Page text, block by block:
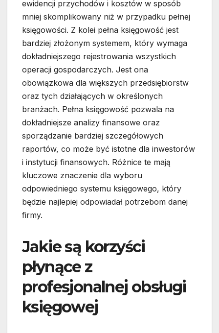
ewidencji przychodów i kosztów w sposób
mniej skomplikowany niż w przypadku pełnej
księgowości. Z kolei pełna księgowość jest
bardziej złożonym systemem, który wymaga
dokładniejszego rejestrowania wszystkich
operacji gospodarczych. Jest ona
obowiązkowa dla większych przedsiębiorstw
oraz tych działających w określonych
branżach. Pełna księgowość pozwala na
dokładniejsze analizy finansowe oraz
sporządzanie bardziej szczegółowych
raportów, co może być istotne dla inwestorów
i instytucji finansowych. Różnice te mają
kluczowe znaczenie dla wyboru
odpowiedniego systemu księgowego, który
będzie najlepiej odpowiadał potrzebom danej
firmy.
Jakie są korzyści
płynące z
profesjonalnej obsługi
księgowej